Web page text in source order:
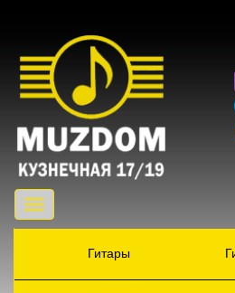
Toggle
navigation
Гитары